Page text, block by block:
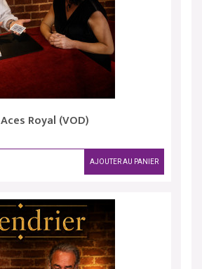
Aces Royal (VOD)
AJOUTER AU PANIER